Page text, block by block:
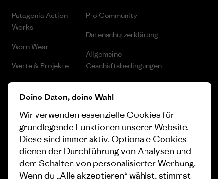
Patagonia Action
Works
Worn Wear
Werte & Projekte
Progress Report
Klimaziele
1% For The Planet
Wie wir finanzieren
Pro Community
Datenschutzerklärung
Allgemeine
Geschäftsbedingungen
Cookie Einstellungen
Pressekontakt
Industry program
Affiliate-Programm
Deine Daten, deine Wahl
Wir verwenden essenzielle Cookies für
grundlegende Funktionen unserer Website.
Diese sind immer aktiv. Optionale Cookies
dienen der Durchführung von Analysen und
dem Schalten von personalisierter Werbung.
Wenn du „Alle akzeptieren“ wählst, stimmst